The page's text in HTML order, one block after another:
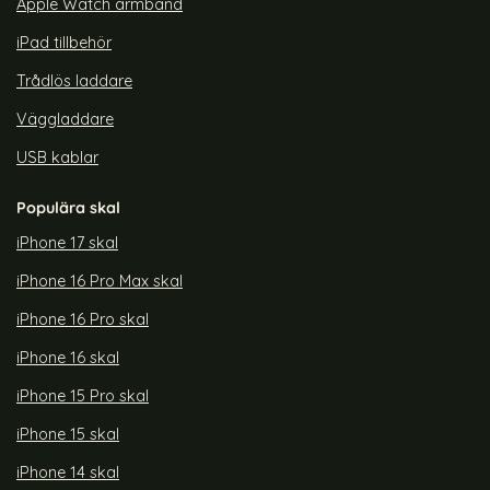
Apple Watch armband
iPad tillbehör
Trådlös laddare
Väggladdare
USB kablar
Populära skal
iPhone 17 skal
iPhone 16 Pro Max skal
iPhone 16 Pro skal
iPhone 16 skal
iPhone 15 Pro skal
iPhone 15 skal
iPhone 14 skal